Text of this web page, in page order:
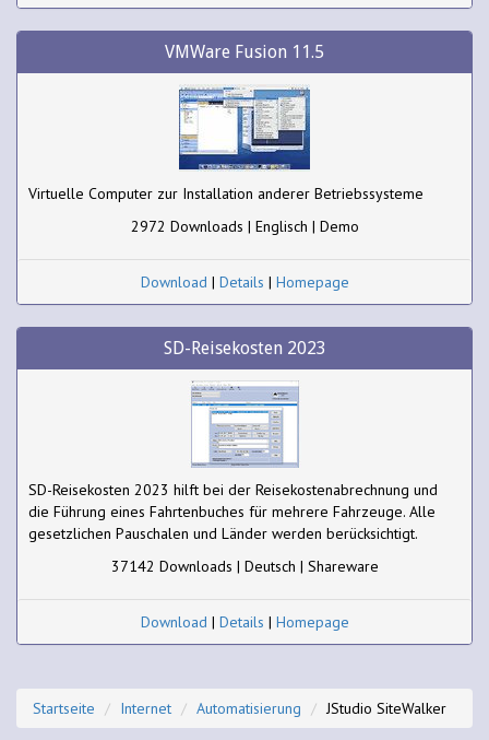
VMWare Fusion 11.5
Virtuelle Computer zur Installation anderer Betriebssysteme
2972 Downloads | Englisch | Demo
Download | Details | Homepage
SD-Reisekosten 2023
SD-Reisekosten 2023 hilft bei der Reisekostenabrechnung und
die Führung eines Fahrtenbuches für mehrere Fahrzeuge. Alle
gesetzlichen Pauschalen und Länder werden berücksichtigt.
37142 Downloads | Deutsch | Shareware
Download | Details | Homepage
Startseite Internet Automatisierung JStudio SiteWalker